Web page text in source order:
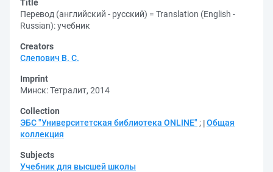
Title
Перевод (английский - русский) = Translation (English -
Russian): учебник
Creators
Слепович В. С.
Imprint
Минск: Тетралит, 2014
Collection
ЭБС "Университетская библиотека ONLINE" ; Общая
коллекция
Subjects
Учебник для высшей школы